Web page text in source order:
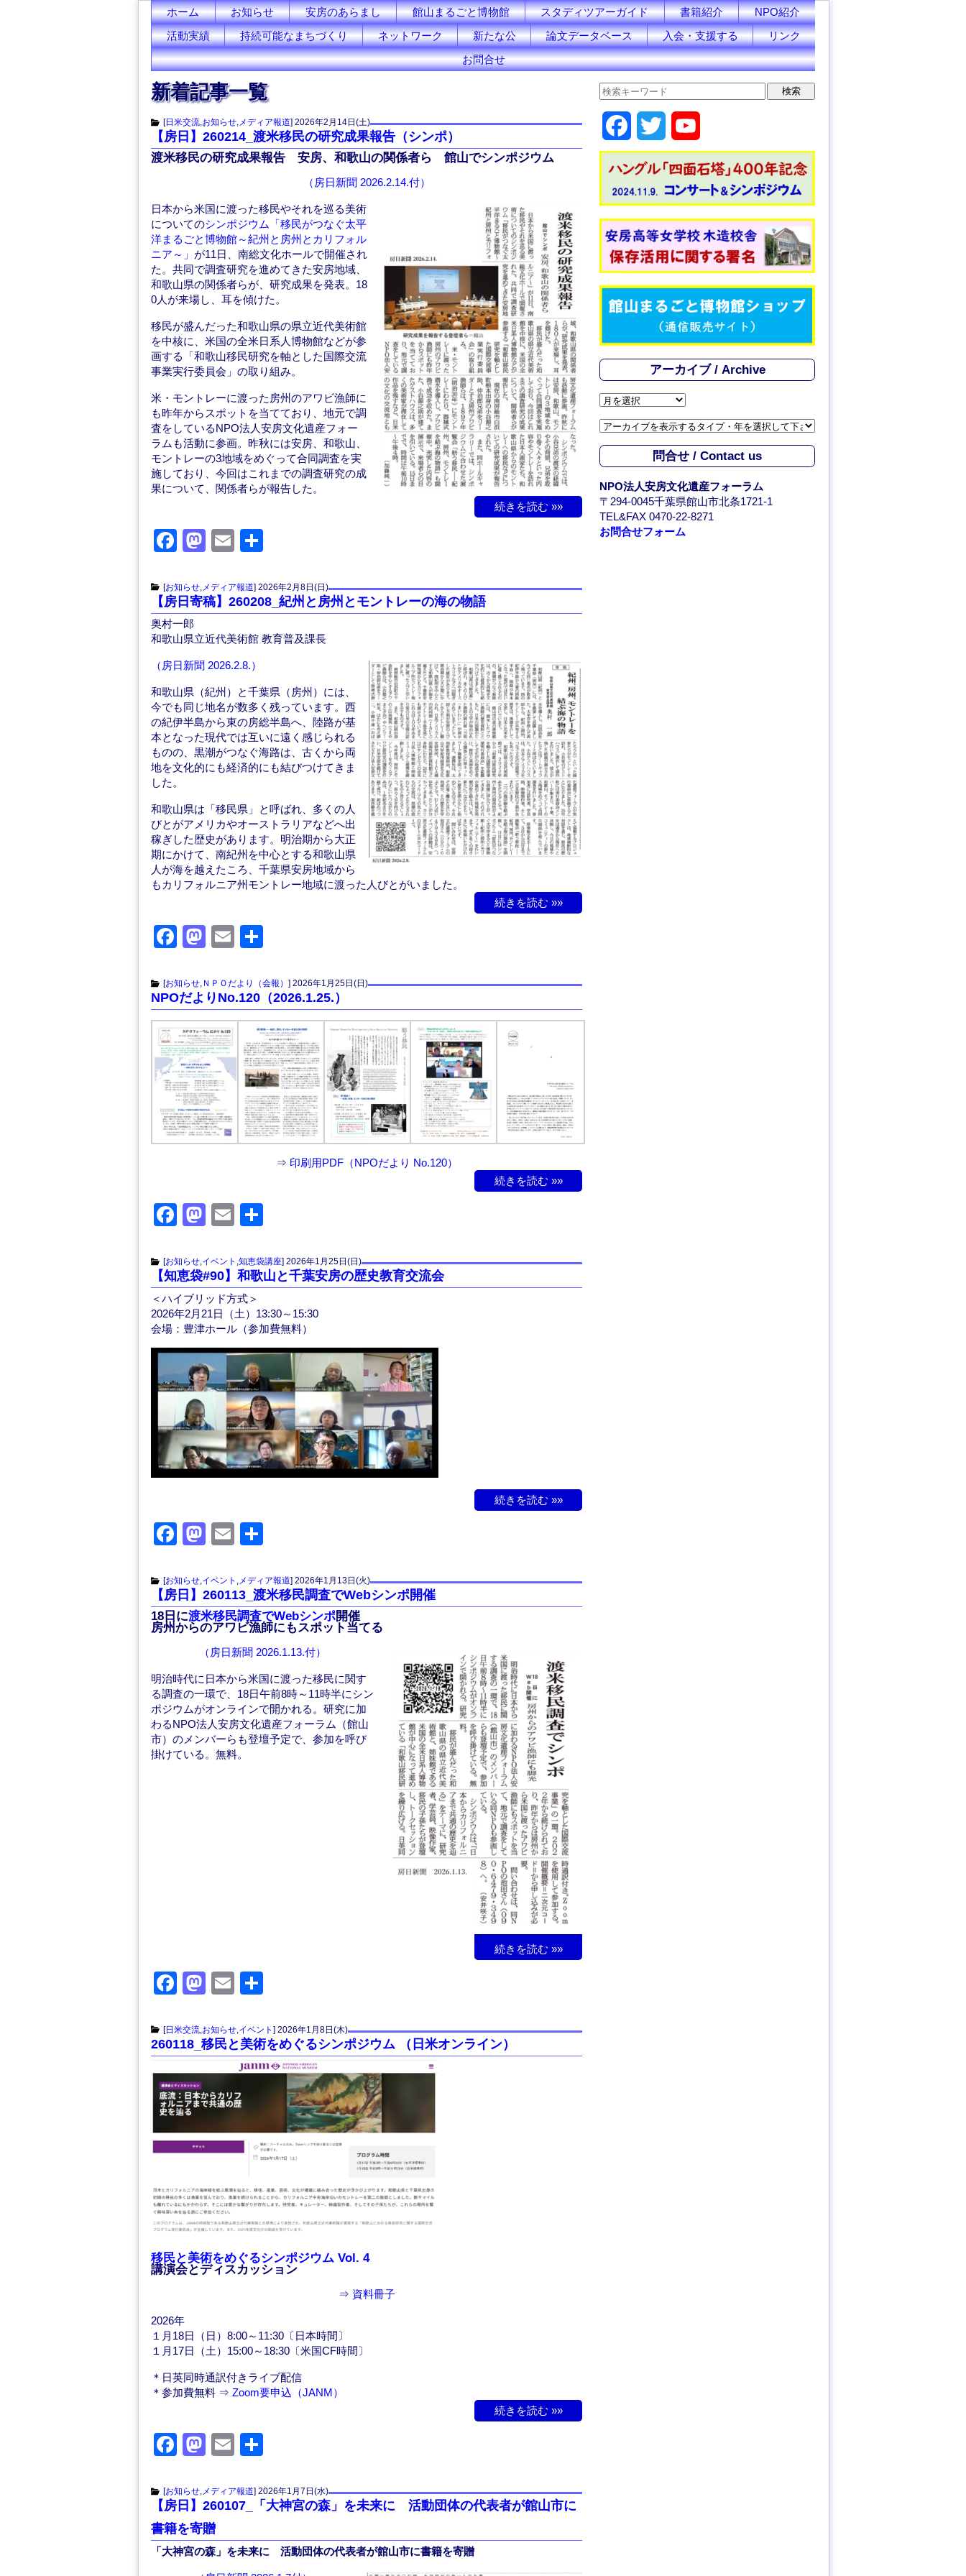
ホーム お知らせ 安房のあらまし 館山まるごと博物館 スタディツアーガイド 書籍紹介
NPO紹介
活動実績
持続可能なまちづくり ネットワーク 新たな公 論文データベース 入会・支援する
リンク
お問合せ
新着記事一覧
[日米交流,お知らせ,メディア報道] 2026年2月14日(土)
【房日】260214_渡米移民の研究成果報告（シンポ）
渡米移民の研究成果報告 安房、和歌山の関係者ら 館山でシンポジウム
（房日新聞 2026.2.14.付）
日本から米国に渡った移民やそれを巡る美術
についてのシンポジウム「移民がつなぐ太平
洋まるごと博物館～紀州と房州とカリフォル
ニア～」 が11日、南総文化ホールで開催され
た。共同で調査研究を進めてきた安房地域、
和歌山県の関係者らが、研究成果を発表。18
0人が来場し、耳を傾けた。
移民が盛んだった和歌山県の県立近代美術館
を中核に、米国の全米日系人博物館などが参
画する「和歌山移民研究を軸とした国際交流
事業実行委員会」の取り組み。
米・モントレーに渡った房州のアワビ漁師に
も昨年からスポットを当てており、地元で調
査をしているNPO法人安房文化遺産フォー
ラムも活動に参画。昨秋には安房、和歌山、
モントレーの3地域をめぐって合同調査を実
施しており、今回はこれまでの調査研究の成
果について、関係者らが報告した。
続きを読む »»
F
c
e
b
o
o
k
M
st
o
d
o
n
E
ail
[お知らせ, メディア報道] 2026年2月8日(日)
【房日寄稿】260208_紀州と房州とモントレーの海の物語
奥村一郎
和歌山県立近代美術館 教育普及課長
（房日新聞 2026.2.8.）
和歌山県（紀州）と千葉県（房州）には、
今でも同じ地名が数多く残っています。西
の紀伊半島から東の房総半島へ、陸路が基
本となった現代では互いに遠く感じられる
ものの、黒潮がつなぐ海路は、古くから両
地を文化的にも経済的にも結びつけてきま
した。
和歌山県は「移民県」と呼ばれ、多くの人
びとがアメリカやオーストラリアなどへ出
稼ぎした歴史があります。明治期から大正
期にかけて、南紀州を中心とする和歌山県
人が海を越えたころ、千葉県安房地域から
もカリフォルニア州モントレー地域に渡った人びとがいました。
続きを読む »»
F
c
e
b
o
o
k
M
st
o
d
o
n
E
ail
[お知らせ,ＮＰＯだより（会報） ] 2026年1月25日(日)
NPOだよりNo.120（2026.1.25.）
⇒ 印刷用PDF（NPOだより No.120）
続きを読む »»
F
c
e
b
o
o
k
M
st
o
d
o
n
E
ail
[お知らせ,イベント ,知恵袋講座] 2026年1月25日(日)
【知恵袋#90】和歌山と千葉安房の歴史教育交流会
＜ハイブリッド方式＞
2026年2月21日（土）13:30～15:30
会場：豊津ホール（参加費無料）
続きを読む »»
F
c
e
b
o
k
M
st
o
d
o
n
E
ail
[お知らせ,イベント ,メディア報道] 2026年1月13日(火)
【房日】260113_渡米移民調査でWebシンポ開催
18日に渡米移民調査でWebシンポ開催
房州からのアワビ漁師にもスポット当てる
（房日新聞 2026.1.13.付）
明治時代に日本から米国に渡った移民に関す
る調査の一環で、18日午前8時～11時半にシン
ポジウムがオンラインで開かれる。研究に加
わるNPO法人安房文化遺産フォーラム（館山
市）のメンバーらも登壇予定で、参加を呼び
掛けている。無料。
続きを読む »»
F
c
e
b
o
o
k
M
st
o
d
o
n
E
ail
[日米交流, お知らせ, イベント ] 2026年1月8日(木)
260118_移民と美術をめぐるシンポジウム （日米オンライン）
移民と美術をめぐるシンポジウム Vol. 4
講演会とディスカッション
⇒ 資料冊子
2026年
１月18日（日）8:00～11:30〔日本時間〕
１月17日（土）15:00～18:30〔米国CF時間〕
＊日英同時通訳付きライブ配信
＊参加費無料 ⇒ Zoom要申込（JANM）
続きを読む »»
F
c
e
b
o
M
st
o
d
o
E
ail
[お知らせ,メディア報道] 2026年1月7日(水)
【房日】260107_「大神宮の森」を未来に 活動団体の代表者が館山市に
書籍を寄贈
「大神宮の森」を未来に 活動団体の代表者が館山市に書籍を寄贈
a
b
o
o
w
i
t
e
o
u
b
e
C
a
e
l
アーカイブ / Archive
ア
カ
イ
ブ
A
r
c
h
問合せ / Contact us
NPO法人安房文化遺産フォーラム
〒294-0045千葉県館山市北条1721-1
TEL&FAX 0470-22-8271
お問合せフォーム